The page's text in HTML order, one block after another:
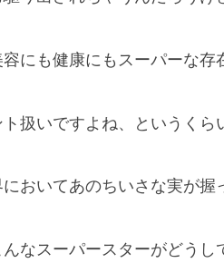
容にも健康にもスーパーな存
扱いですよね、というくら
おいてあのちいさな実が握
なスーパースターがどうし